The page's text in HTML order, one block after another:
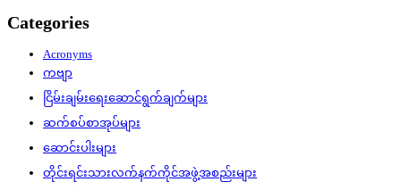
Categories
Acronyms
ကဗျာ
ငြိမ်းချမ်းရေးဆောင်ရွက်ချက်များ
ဆက်စပ်စာအုပ်များ
ဆောင်းပါးများ
တိုင်းရင်းသားလက်နက်ကိုင်အဖွဲ့အစည်းများ